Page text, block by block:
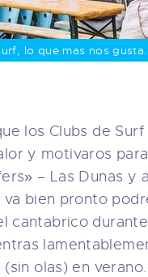
lo que mas nos gusta.
los Clubs de
y motivaros
– Las Dunas y
bien pronto
cantabrico
olas) en verano.